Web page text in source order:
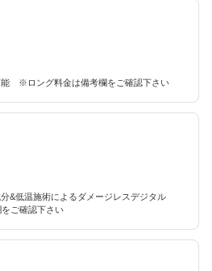
※ロング料金は備考欄をご確認下さい
&低温施術によるダメージレスデジタル
ご確認下さい